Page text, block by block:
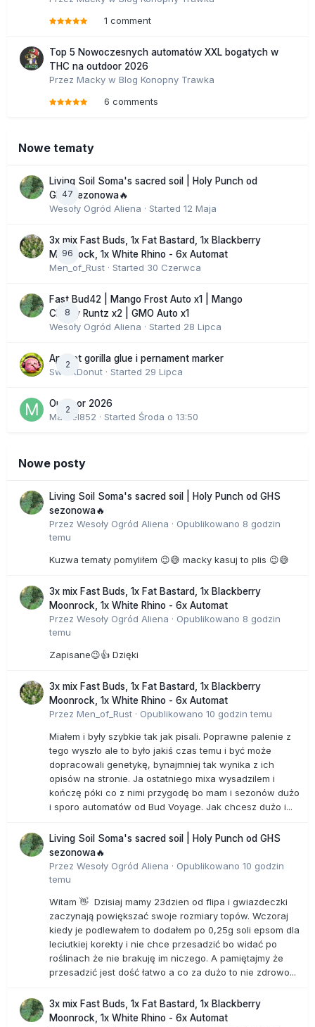
1 comment
Top 5 Nowoczesnych automatów XXL bogatych w
THC na outdoor 2026
Przez Macky w Blog Konopny Trawka
6 comments
Nowe tematy
47
Living Soil Soma's sacred soil | Holy Punch od
GHS sezonowa🔥
Wesoły Ogród Aliena · Started 12 Maja
96
3x mix Fast Buds, 1x Fat Bastard, 1x Blackberry
Moonrock, 1x White Rhino - 6x Automat
Men_of_Rust · Started 30 Czerwca
8
Fast Bud42 | Mango Frost Auto x1 | Mango
Cherry Runtz x2 | GMO Auto x1
Wesoły Ogród Aliena · Started 28 Lipca
2
Apricot gorilla glue i pernament marker
SweetDonut · Started 29 Lipca
2
Outdoor 2026
Marcel852 · Started Środa o 13:50
Nowe posty
Living Soil Soma's sacred soil | Holy Punch od GHS
sezonowa🔥
Przez Wesoły Ogród Aliena · Opublikowano 8 godzin
temu
Kuzwa tematy pomyliłem 😉😅 macky kasuj to plis 😉😅
3x mix Fast Buds, 1x Fat Bastard, 1x Blackberry
Moonrock, 1x White Rhino - 6x Automat
Przez Wesoły Ogród Aliena · Opublikowano 8 godzin
temu
Zapisane😉👍 Dzięki
3x mix Fast Buds, 1x Fat Bastard, 1x Blackberry
Moonrock, 1x White Rhino - 6x Automat
Przez Men_of_Rust · Opublikowano 10 godzin temu
Miałem i były szybkie tak jak pisali. Poprawne palenie z
tego wyszło ale to było jakiś czas temu i być może
dopracowali genetykę, bynajmniej tak wynika z ich
opisów na stronie. Ja ostatniego mixa wysadzilem i
kończę póki co z nimi przygodę bo mam i sezonów dużo
i sporo automatów od Bud Voyage. Jak chcesz dużo i...
Living Soil Soma's sacred soil | Holy Punch od GHS
sezonowa🔥
Przez Wesoły Ogród Aliena · Opublikowano 10 godzin
temu
Witam 👋 Dzisiaj mamy 23dzien od flipa i gwiazdeczki
zaczynają powiększać swoje rozmiary topów. Wczoraj
kiedy je podlewałem to dodałem po 0,25g soli epsom dla
leciutkiej korekty i nie chce przesadzić bo widać po
roślinach że nie brakuję im niczego. A pamiętajmy że
przesadzić jest dość łatwo a co za dużo to nie zdrowo...
3x mix Fast Buds, 1x Fat Bastard, 1x Blackberry
Moonrock, 1x White Rhino - 6x Automat